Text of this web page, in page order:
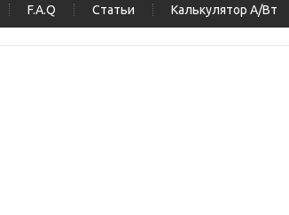
F.A.Q Статьи Калькулятор А/Вт